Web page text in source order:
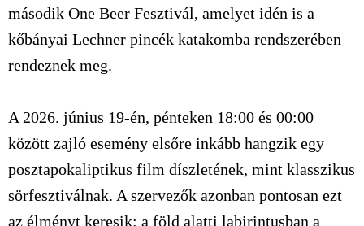
második One Beer Fesztivál, amelyet idén is a
kőbányai Lechner pincék katakomba rendszerében
rendeznek meg.
A 2026. június 19-én, pénteken 18:00 és 00:00
között zajló esemény elsőre inkább hangzik egy
posztapokaliptikus film díszletének, mint klasszikus
sörfesztiválnak. A szervezők azonban pontosan ezt
az élményt keresik: a föld alatti labirintusban a